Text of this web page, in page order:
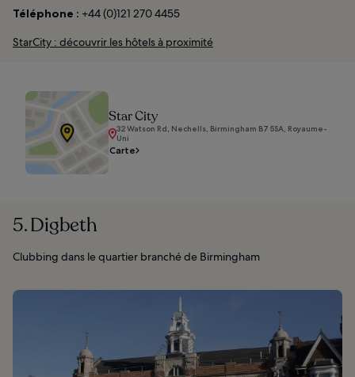
Téléphone : +44 (0)121 270 4455
StarCity : découvrir les hôtels à proximité
Star City
32 Watson Rd, Nechells, Birmingham B7 5SA, Royaume-
Uni
Carte
5. Digbeth
Clubbing dans le quartier branché de Birmingham